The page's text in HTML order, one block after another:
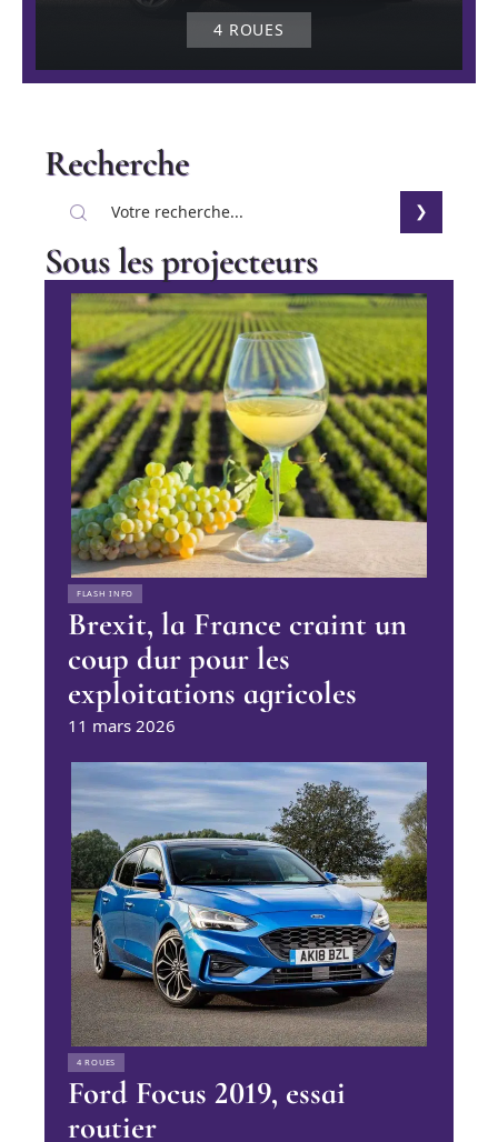
4 ROUES
Recherche
Sous les projecteurs
FLASH INFO
Brexit, la France craint un
coup dur pour les
exploitations agricoles
11 mars 2026
4 ROUES
Ford Focus 2019, essai
routier